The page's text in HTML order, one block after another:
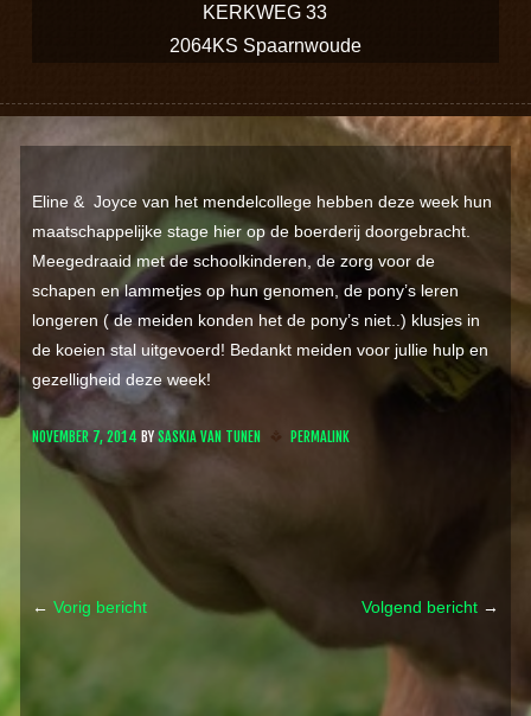
KERKWEG 33
2064KS Spaarnwoude
Eline & Joyce van het mendelcollege hebben deze week hun
maatschappelijke stage hier op de boerderij doorgebracht.
Meegedraaid met de schoolkinderen, de zorg voor de
schapen en lammetjes op hun genomen, de pony’s leren
longeren ( de meiden konden het de pony’s niet..) klusjes in
de koeien stal uitgevoerd! Bedankt meiden voor jullie hulp en
gezelligheid deze week!
NOVEMBER 7, 2014 BY SASKIA VAN TUNEN PERMALINK
Post navigation
← Vorig bericht Volgend bericht →